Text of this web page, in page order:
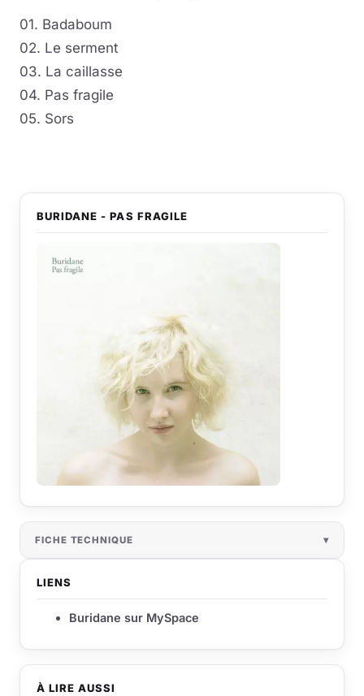
01. Badaboum
02. Le serment
03. La caillasse
04. Pas fragile
05. Sors
À LIRE AUSSI
BURIDANE - PAS FRAGILE
FICHE TECHNIQUE
LIENS
Buridane sur MySpace